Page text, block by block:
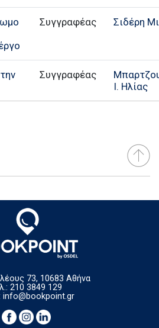
Συγγραφέας Σιδέρη
Συγγραφέας
Ι. Ηλίας
73, 10683 Αθήνα
210 3849 129
info@bookpoint.gr